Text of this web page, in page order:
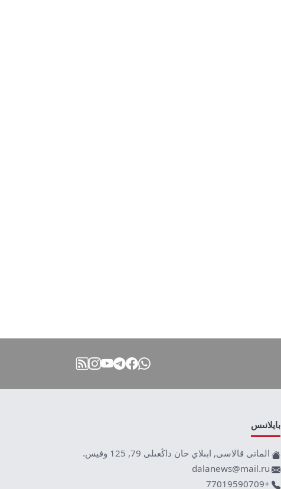
بايلانىس
الماتى قالاسى, ابىلاي حان داڭعىلى 79, 125 وفيس.
dalanews@mail.ru
+77019590709